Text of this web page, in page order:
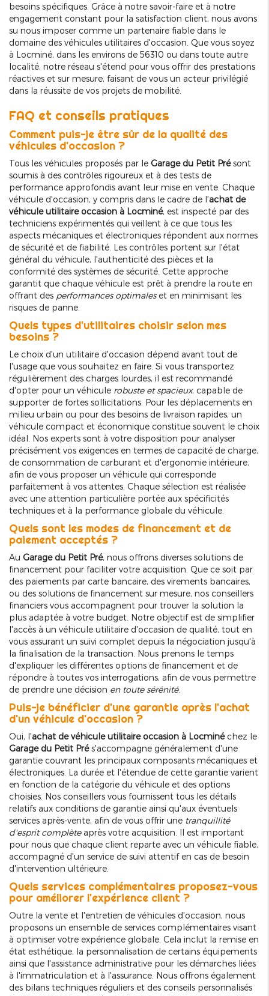
besoins spécifiques. Grâce à notre savoir-faire et à notre
engagement constant pour la satisfaction client, nous avons
su nous imposer comme un partenaire fiable dans le
domaine des véhicules utilitaires d'occasion. Que vous soyez
à Locminé, dans les environs de 56310 ou dans toute autre
localité, notre réseau s'étend pour vous offrir des prestations
réactives et sur mesure, faisant de vous un acteur privilégié
dans la réussite de vos projets de mobilité.
FAQ et conseils pratiques
Comment puis-je être sûr de la qualité des
véhicules d'occasion ?
Tous les véhicules proposés par le Garage du Petit Présont
soumis à des contrôles rigoureux et à des tests de
performance approfondis avant leur mise en vente. Chaque
véhicule d'occasion, y compris dans le cadre de l'achat de
véhicule utilitaire occasion à Locminé, est inspecté par des
techniciens expérimentés qui veillent à ce que tous les
aspects mécaniques et électroniques répondent aux normes
de sécurité et de fiabilité. Les contrôles portent sur l'état
général du véhicule, l'authenticité des pièces et la
conformité des systèmes de sécurité. Cette approche
garantit que chaque véhicule est prêt à prendre la route en
offrant des performances optimaleset en minimisant les
risques de panne.
Quels types d'utilitaires choisir selon mes
besoins ?
Le choix d'un utilitaire d'occasion dépend avant tout de
l'usage que vous souhaitez en faire. Si vous transportez
régulièrement des charges lourdes, il est recommandé
d'opter pour un véhicule robuste et spacieux, capable de
supporter de fortes sollicitations. Pour les déplacements en
milieu urbain ou pour des besoins de livraison rapides, un
véhicule compact et économique constitue souvent le choix
idéal. Nos experts sont à votre disposition pour analyser
précisément vos exigences en termes de capacité de charge,
de consommation de carburant et d'ergonomie intérieure,
afin de vous proposer un véhicule qui corresponde
parfaitement à vos attentes. Chaque sélection est réalisée
avec une attention particulière portée aux spécificités
techniques et à la performance globale du véhicule.
Quels sont les modes de financement et de
paiement acceptés ?
Au Garage du Petit Pré, nous offrons diverses solutions de
financement pour faciliter votre acquisition. Que ce soit par
des paiements par carte bancaire, des virements bancaires,
ou des solutions de financement sur mesure, nos conseillers
financiers vous accompagnent pour trouver la solution la
plus adaptée à votre budget. Notre objectif est de simplifier
l'accès à un véhicule utilitaire d'occasion de qualité, tout en
vous assurant un suivi complet depuis la négociation jusqu'à
la finalisation de la transaction. Nous prenons le temps
d'expliquer les différentes options de financement et de
répondre à toutes vos interrogations, afin de vous permettre
de prendre une décision en toute sérénité.
Puis-je bénéficier d'une garantie après l'achat
d'un véhicule d'occasion ?
Oui, l'achat de véhicule utilitaire occasion à Locminéchez le
Garage du Petit Prés'accompagne généralement d'une
garantie couvrant les principaux composants mécaniques et
électroniques. La durée et l'étendue de cette garantie varient
en fonction de la catégorie du véhicule et des options
choisies. Nos conseillers vous fournissent tous les détails
relatifs aux conditions de garantie ainsi qu'aux éventuels
services après-vente, afin de vous offrir une tranquillité
d'esprit complèteaprès votre acquisition. Il est important
pour nous que chaque client reparte avec un véhicule fiable,
accompagné d'un service de suivi attentif en cas de besoin
d'intervention ultérieure.
Quels services complémentaires proposez-vous
pour améliorer l'expérience client ?
Outre la vente et l'entretien de véhicules d'occasion, nous
proposons un ensemble de services complémentaires visant
à optimiser votre expérience globale. Cela inclut la remise en
état esthétique, la personnalisation de certains équipements
ainsi que l'assistance administrative pour les démarches liées
à l'immatriculation et à l'assurance. Nous offrons également
des bilans techniques réguliers et des conseils personnalisés